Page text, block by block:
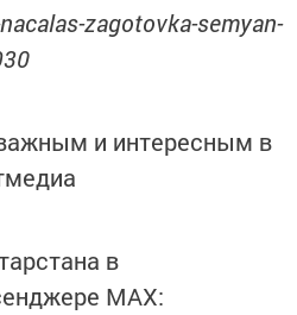
zagotovka-semyan-
и интересным в
в
MАХ: